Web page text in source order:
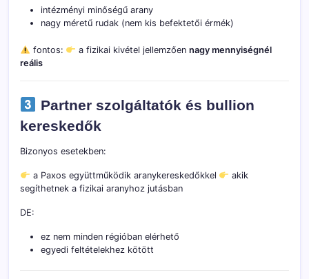
intézményi minőségű arany
nagy méretű rudak (nem kis befektetői érmék)
fontos: a fizikai kivétel jellemzőennagy mennyiségnél
reális
Partner szolgáltatók és bullion
kereskedők
Bizonyos esetekben:
a Paxos együttműködik aranykereskedőkkel
akik
segíthetnek a fizikai aranyhoz jutásban
DE:
ez nem minden régióban elérhető
egyedi feltételekhez kötött